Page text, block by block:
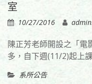
室
10/27/2016
陳正芳老師開設之「電
多，自下週(11/2)起上
系所公告